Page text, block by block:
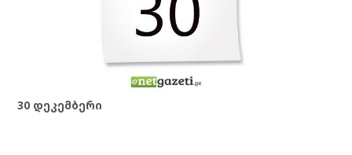
30 დეკემბერი